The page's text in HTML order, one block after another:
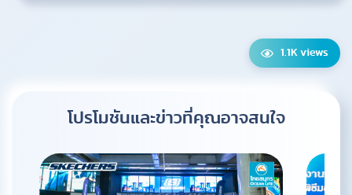
1.1K views
โปรโมชันและข่าวที่คุณอาจสนใจ